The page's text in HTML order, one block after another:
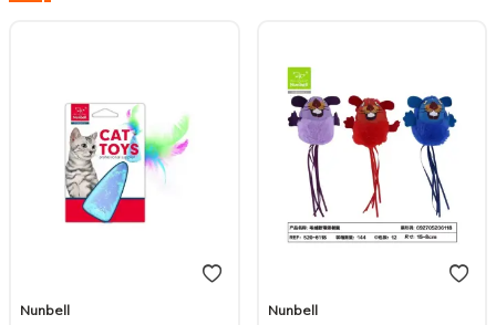
Nunbell
Nunbell